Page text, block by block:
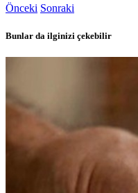
Önceki Sonraki
Bunlar da ilginizi çekebilir